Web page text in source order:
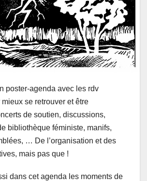
poster-agenda avec les rdv
se retrouver et être
de soutien, discussions,
bibliothèque féministe, manifs,
… De l’organisation et des
mais pas que !
dans cet agenda les moments de